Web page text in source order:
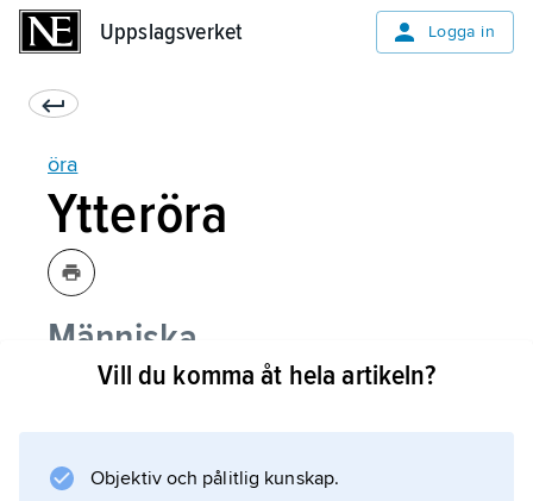
Uppslagsverket Logga in
öra
Ytteröra
Människa
Vill du komma åt hela artikeln?
Objektiv och pålitlig kunskap.